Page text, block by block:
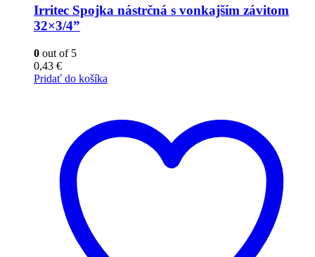
Irritec Spojka nástrčná s vonkajším závitom
32×3/4”
0 out of 5
0,43 €
Pridať do košíka